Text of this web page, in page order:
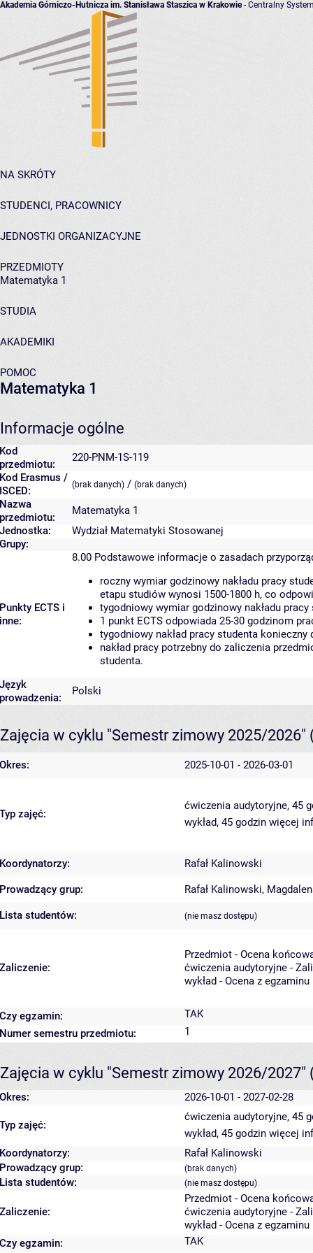
Akademia Górniczo-Hutnicza im. Stanisława Staszica w Krakowie- Centralny
NA SKRÓTY
STUDENCI, PRACOWNICY
JEDNOSTKI ORGANIZACYJNE
PRZEDMIOTY
Matematyka 1
STUDIA
AKADEMIKI
POMOC
Matematyka 1
Informacje ogólne
Kod
przedmiotu:
220-PNM-1S-119
Kod Erasmus /
ISCED:
(brak danych) / (brak danych)
Nazwa
przedmiotu:
Matematyka 1
Jednostka:
Wydział Matematyki Stosowanej
Grupy:
Punkty ECTS i
inne:
8.00 Podstawowe informacje o zasadach
roczny wymiar godzinowy nakładu pracy
etapu studiów wynosi 1500-1800 h, co
tygodniowy wymiar godzinowy nakładu
1 punkt ECTS odpowiada 25-30 godzinom
tygodniowy nakład pracy studenta
nakład pracy potrzebny do zaliczenia
studenta.
Język
prowadzenia:
Polski
Zajęcia w cyklu "Semestr zimowy 2025/2026"
Okres: 2025-10-01 - 2026-03-01
Typ zajęć:
ćwiczenia audytoryjne, 45
wykład, 45 godzin więcej
Koordynatorzy: Rafał Kalinowski
Prowadzący grup: Rafał Kalinowski,
Lista studentów: (nie masz dostępu)
Zaliczenie:
Przedmiot - Ocena
ćwiczenia audytoryjne -
wykład - Ocena z egzaminu
Czy egzamin:
TAK
Numer semestru przedmiotu:
1
Zajęcia w cyklu "Semestr zimowy 2026/2027"
Okres: 2026-10-01 - 2027-02-28
Typ zajęć:
ćwiczenia audytoryjne, 45
wykład, 45 godzin więcej
Koordynatorzy:
Rafał Kalinowski
Prowadzący grup:
(brak danych)
Lista studentów: (nie masz dostępu)
Zaliczenie:
Przedmiot - Ocena
ćwiczenia audytoryjne -
wykład - Ocena z egzaminu
Czy egzamin:
TAK